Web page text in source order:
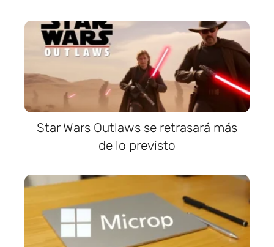
Star Wars Outlaws se retrasará más
de lo previsto